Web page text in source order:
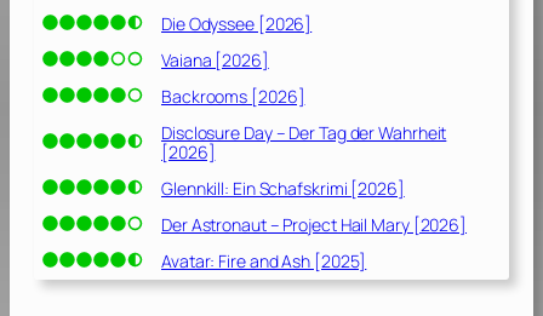
Die Odyssee [2026]
Vaiana [2026]
Backrooms [2026]
Disclosure Day – Der Tag der Wahrheit
[2026]
Glennkill: Ein Schafskrimi [2026]
Der Astronaut – Project Hail Mary [2026]
Avatar: Fire and Ash [2025]